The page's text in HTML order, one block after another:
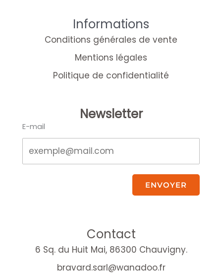
Informations
Conditions générales de vente
Mentions légales
Politique de confidentialité
Newsletter
E-mail
ENVOYER
Contact
6 Sq. du Huit Mai, 86300 Chauvigny.
bravard.sarl@wanadoo.fr